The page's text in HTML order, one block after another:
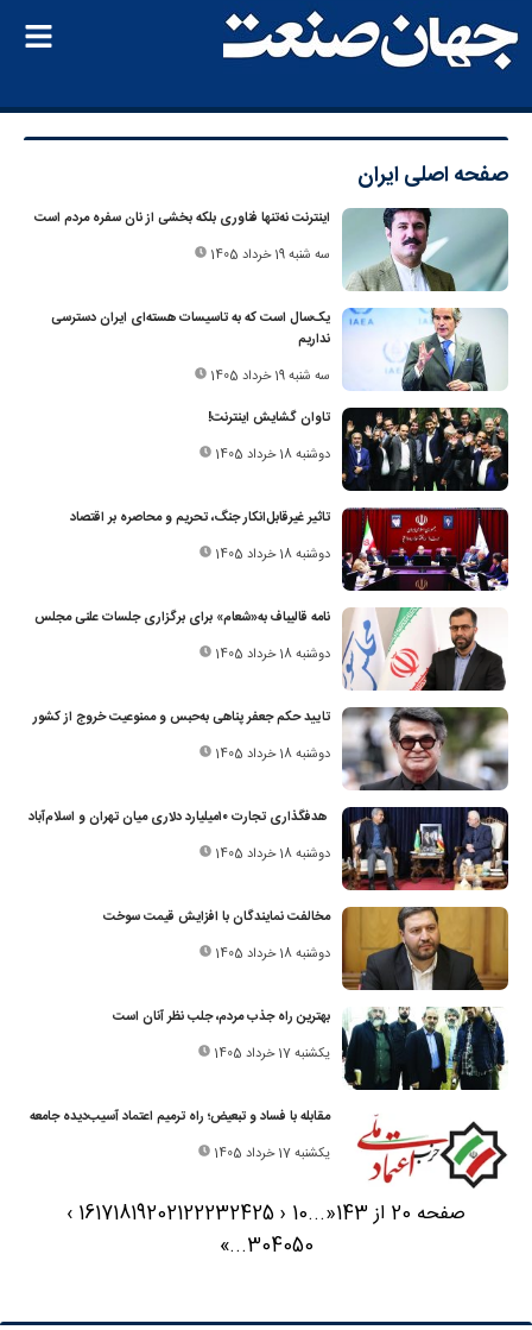
صفحه اصلیایران
اینترنت نه‌تنها فناوری بلکه بخشی از نان سفره مردم است
سه شنبه 19 خرداد 1405
یک‌سال است که به تاسیسات هسته‌ای ایران دسترسی
نداریم
سه شنبه 19 خرداد 1405
تاوان گشایش ‌اینترنت!
دوشنبه 18 خرداد 1405
تاثیر غیرقابل‌انکار جنگ، تحریم و محاصره بر اقتصاد
دوشنبه 18 خرداد 1405
نامه قالیباف به‌«شعام» برای برگزاری جلسات علنی مجلس
دوشنبه 18 خرداد 1405
تایید حکم جعفر پناهی به‌حبس و ممنوعیت خروج از کشور
دوشنبه 18 خرداد 1405
هدفگذاری تجارت ۱۰‌میلیارد دلاری میان تهران و اسلام‌آباد
دوشنبه 18 خرداد 1405
مخالفت نمایندگان با افزایش قیمت سوخت
دوشنبه 18 خرداد 1405
بهترین راه جذب مردم، جلب نظر آنان است
یکشنبه 17 خرداد 1405
مقابله با فساد و تبعیض؛ راه ترمیم اعتماد آسیب‌دیده جامعه
یکشنبه 17 خرداد 1405
صفحه 20 از 143 «
...
10
‹
16171819202122232425
›
304050
...
»